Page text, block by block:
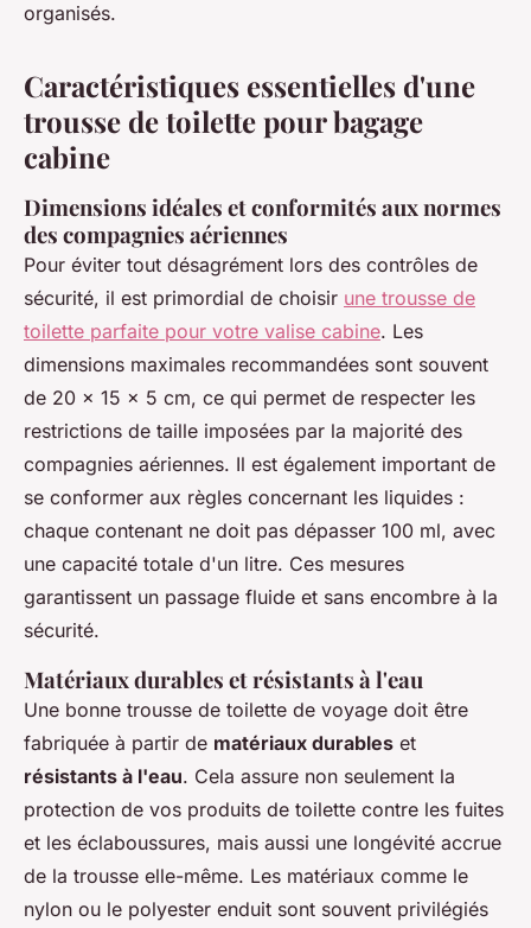
organisés.
Caractéristiques essentielles d'une
trousse de toilette pour bagage
cabine
Dimensions idéales et conformités aux normes
des compagnies aériennes
Pour éviter tout désagrément lors des contrôles de
sécurité, il est primordial de choisir une trousse de
toilette parfaite pour votre valise cabine. Les
dimensions maximales recommandées sont souvent
de 20 x 15 x 5 cm, ce qui permet de respecter les
restrictions de taille imposées par la majorité des
compagnies aériennes. Il est également important de
se conformer aux règles concernant les liquides :
chaque contenant ne doit pas dépasser 100 ml, avec
une capacité totale d'un litre. Ces mesures
garantissent un passage fluide et sans encombre à la
sécurité.
Matériaux durables et résistants à l'eau
Une bonne trousse de toilette de voyage doit être
fabriquée à partir de matériaux durables et
résistants à l'eau. Cela assure non seulement la
protection de vos produits de toilette contre les fuites
et les éclaboussures, mais aussi une longévité accrue
de la trousse elle-même. Les matériaux comme le
nylon ou le polyester enduit sont souvent privilégiés